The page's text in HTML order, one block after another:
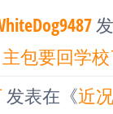
包要回学校
发表在《近